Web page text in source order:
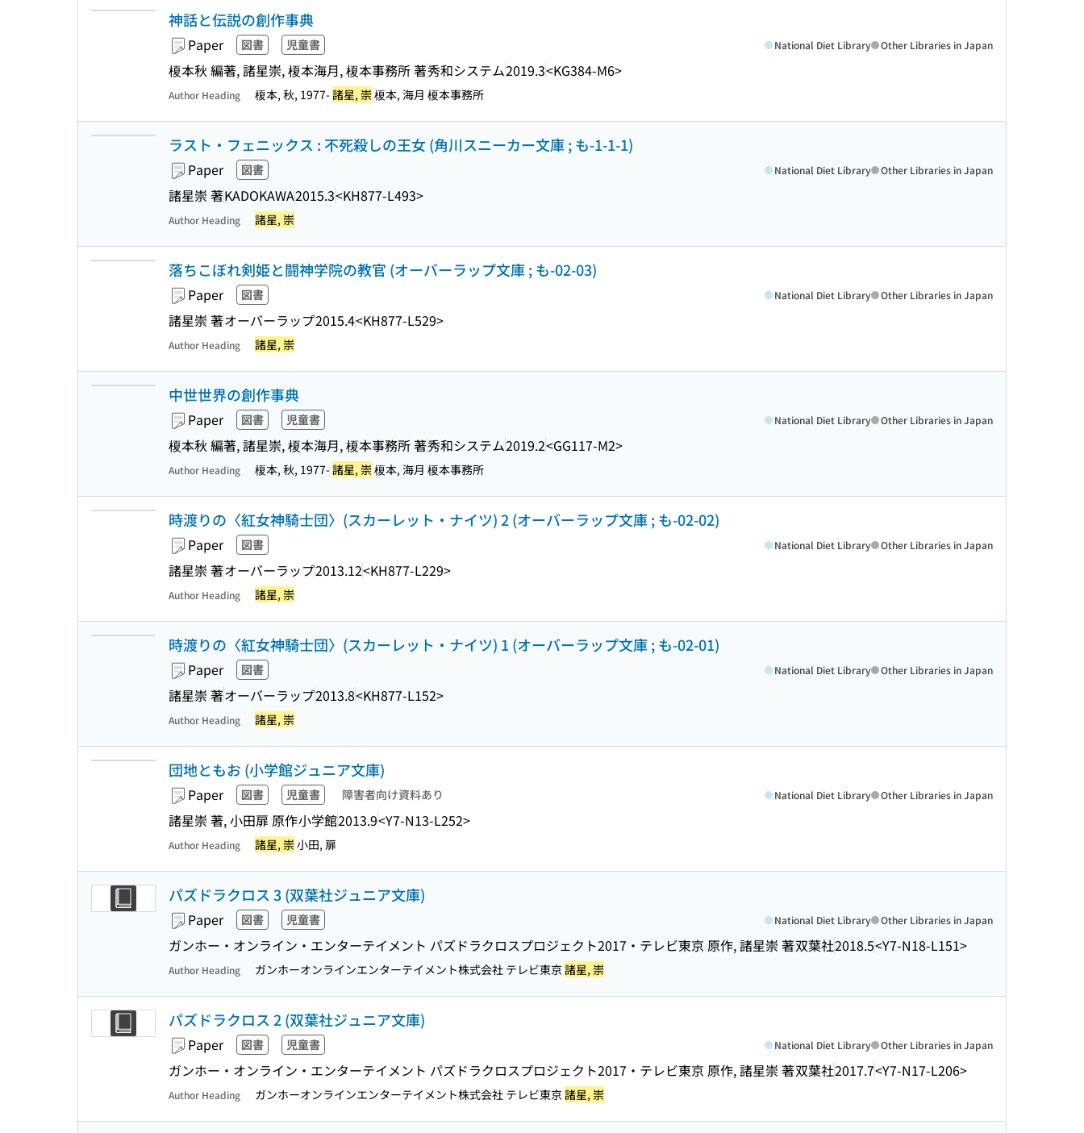
神話と伝説の創作事典
Paper 図書 児童書
榎本秋 編著, 諸星崇, 榎本海月, 榎本事務所 著秀和システム2019.3<KG384-M6>
National Diet Library Other Libraries in Japan
Author Heading 榎本, 秋, 1977-諸星, 崇 榎本, 海月 榎本事務所
ラスト・フェニックス : 不死殺しの王女 (角川スニーカー文庫 ; も-1-1-1)
Paper 図書
諸星崇 著KADOKAWA2015.3<KH877-L493>
National Diet Library Other Libraries in Japan
Author Heading 諸星, 崇
落ちこぼれ剣姫と闘神学院の教官 (オーバーラップ文庫 ; も-02-03)
Paper 図書
諸星崇 著オーバーラップ2015.4<KH877-L529>
National Diet Library Other Libraries in Japan
Author Heading 諸星, 崇
中世世界の創作事典
Paper 図書 児童書
榎本秋 編著, 諸星崇, 榎本海月, 榎本事務所 著秀和システム2019.2<GG117-M2>
National Diet Library Other Libraries in Japan
Author Heading 榎本, 秋, 1977-諸星, 崇 榎本, 海月 榎本事務所
時渡りの〈紅女神騎士団〉(スカーレット・ナイツ) 2 (オーバーラップ文庫 ; も-02-02)
Paper 図書
諸星崇 著オーバーラップ2013.12<KH877-L229>
National Diet Library Other Libraries in Japan
Author Heading 諸星, 崇
時渡りの〈紅女神騎士団〉(スカーレット・ナイツ) 1 (オーバーラップ文庫 ; も-02-01)
Paper 図書
諸星崇 著オーバーラップ2013.8<KH877-L152>
National Diet Library Other Libraries in Japan
Author Heading 諸星, 崇
団地ともお (小学館ジュニア文庫)
Paper 図書 児童書 障害者向け資料あり
諸星崇 著, 小田扉 原作小学館2013.9<Y7-N13-L252>
National Diet Library Other Libraries in Japan
Author Heading 諸星, 崇 小田, 扉
パズドラクロス 3 (双葉社ジュニア文庫)
Paper 図書 児童書
ガンホー・オンライン・エンターテイメント パズドラクロスプロジェクト2017・テレビ東京 原作, 諸星崇 著双葉社2018.5<Y7-N18-L151>
National Diet Library Other Libraries in Japan
Author Heading ガンホーオンラインエンターテイメント株式会社 テレビ東京諸星, 崇
パズドラクロス 2 (双葉社ジュニア文庫)
Paper 図書 児童書
ガンホー・オンライン・エンターテイメント パズドラクロスプロジェクト2017・テレビ東京 原作, 諸星崇 著双葉社2017.7<Y7-N17-L206>
National Diet Library Other Libraries in Japan
Author Heading ガンホーオンラインエンターテイメント株式会社 テレビ東京諸星, 崇